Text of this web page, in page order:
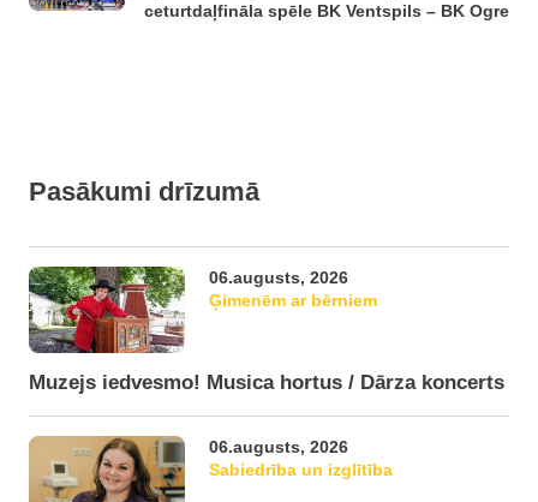
ceturtdaļfināla spēle BK Ventspils – BK Ogre
Pasākumi drīzumā
06.augusts, 2026
Ģimenēm ar bērniem
Muzejs iedvesmo! Musica hortus / Dārza koncerts
06.augusts, 2026
Sabiedrība un izglītība